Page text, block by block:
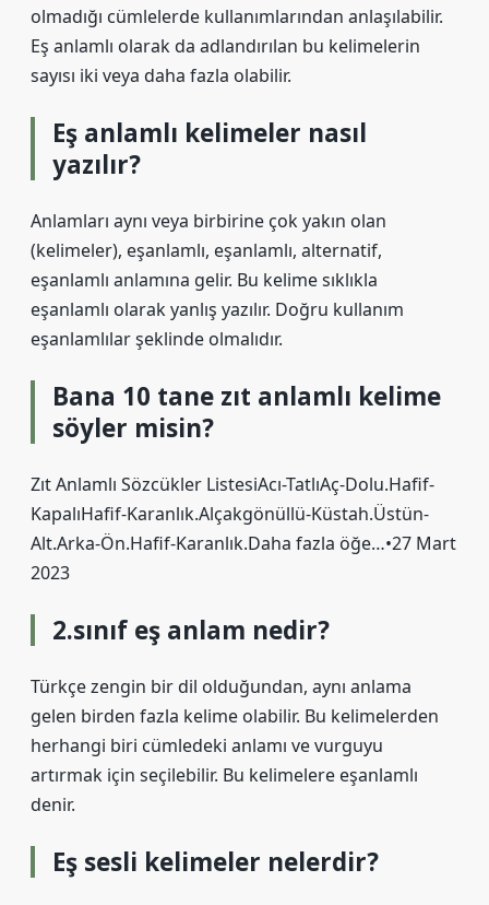
olmadığı cümlelerde kullanımlarından anlaşılabilir.
Eş anlamlı olarak da adlandırılan bu kelimelerin
sayısı iki veya daha fazla olabilir.
Eş anlamlı kelimeler nasıl
yazılır?
Anlamları aynı veya birbirine çok yakın olan
(kelimeler), eşanlamlı, eşanlamlı, alternatif,
eşanlamlı anlamına gelir. Bu kelime sıklıkla
eşanlamlı olarak yanlış yazılır. Doğru kullanım
eşanlamlılar şeklinde olmalıdır.
Bana 10 tane zıt anlamlı kelime
söyler misin?
Zıt Anlamlı Sözcükler ListesiAcı-TatlıAç-Dolu.Hafif-
KapalıHafif-Karanlık.Alçakgönüllü-Küstah.Üstün-
Alt.Arka-Ön.Hafif-Karanlık.Daha fazla öğe…•27 Mart
2023
2.sınıf eş anlam nedir?
Türkçe zengin bir dil olduğundan, aynı anlama
gelen birden fazla kelime olabilir. Bu kelimelerden
herhangi biri cümledeki anlamı ve vurguyu
artırmak için seçilebilir. Bu kelimelere eşanlamlı
denir.
Eş sesli kelimeler nelerdir?